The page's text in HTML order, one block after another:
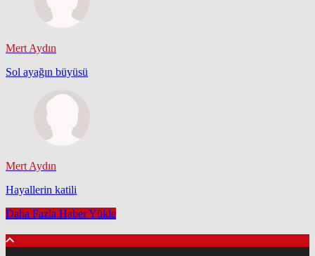
Mert Aydın
Sol ayağın büyüsü
Mert Aydın
Hayallerin katili
Daha Fazla Haber Yükle